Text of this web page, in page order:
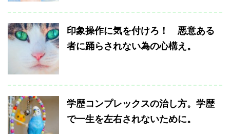
印象操作に気を付けろ！ 悪意ある
者に踊らされない為の心構え。
学歴コンプレックスの治し方。学歴
で一生を左右されないために。